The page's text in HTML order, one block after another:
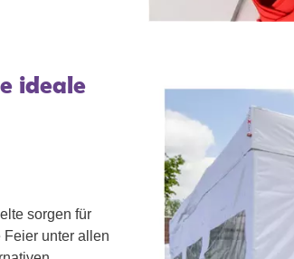
ideale
sorgen für
unter allen